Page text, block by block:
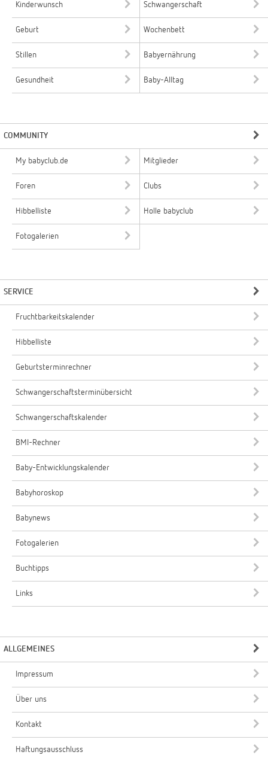
Kinderwunsch Schwangerschaft
Geburt Wochenbett
Stillen Babyernährung
Gesundheit Baby-Alltag
COMMUNITY
My babyclub.de Mitglieder
Foren Clubs
Hibbelliste Holle babyclub
Fotogalerien
SERVICE
Fruchtbarkeitskalender
Hibbelliste
Geburtsterminrechner
Schwangerschaftsterminübersicht
Schwangerschaftskalender
BMI-Rechner
Baby-Entwicklungskalender
Babyhoroskop
Babynews
Fotogalerien
Buchtipps
Links
ALLGEMEINES
Impressum
Über uns
Kontakt
Haftungsausschluss